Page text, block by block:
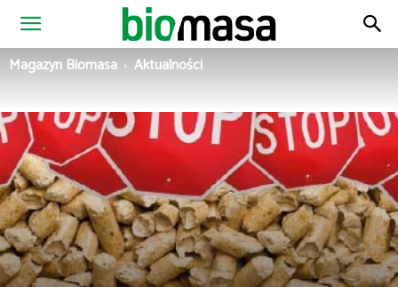
Magazyn
Magazyn Biomasa Aktualności